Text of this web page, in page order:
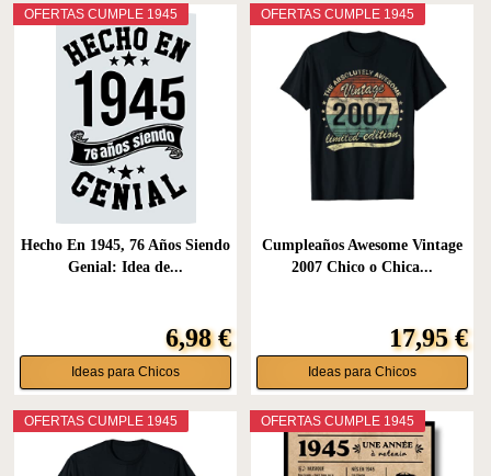
OFERTAS CUMPLE 1945
Hecho En 1945, 76 Años Siendo
Genial: Idea de...
6,98 €
Ideas para Chicos
OFERTAS CUMPLE 1945
Cumpleaños Awesome Vintage
2007 Chico o Chica...
17,95 €
Ideas para Chicos
OFERTAS CUMPLE 1945 OFERTAS CUMPLE 1945